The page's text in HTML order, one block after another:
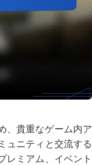
、貴重なゲーム内ア
ュニティと交流する
レミアム、イベント